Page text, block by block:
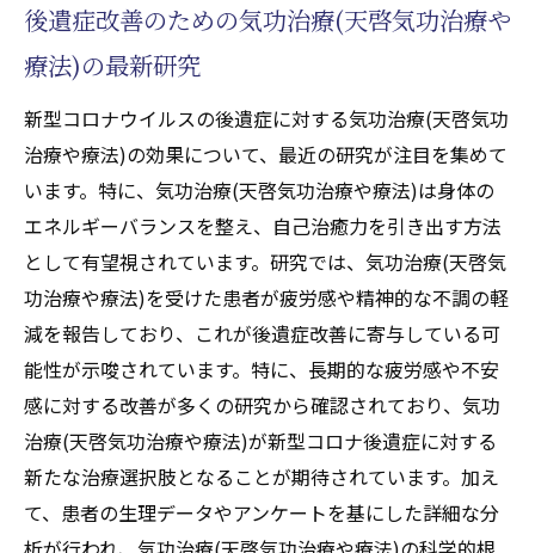
後遺症改善のための気功治療(天啓気功治療や
療法)の最新研究
新型コロナウイルスの後遺症に対する気功治療(天啓気功
治療や療法)の効果について、最近の研究が注目を集めて
います。特に、気功治療(天啓気功治療や療法)は身体の
エネルギーバランスを整え、自己治癒力を引き出す方法
として有望視されています。研究では、気功治療(天啓気
功治療や療法)を受けた患者が疲労感や精神的な不調の軽
減を報告しており、これが後遺症改善に寄与している可
能性が示唆されています。特に、長期的な疲労感や不安
感に対する改善が多くの研究から確認されており、気功
治療(天啓気功治療や療法)が新型コロナ後遺症に対する
新たな治療選択肢となることが期待されています。加え
て、患者の生理データやアンケートを基にした詳細な分